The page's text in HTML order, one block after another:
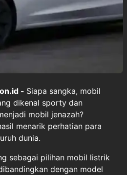
- Siapa sangka, mobil
dikenal sporty dan
mobil jenazah?
menarik perhatian para
dunia.
sebagai pilihan mobil listrik
dengan model